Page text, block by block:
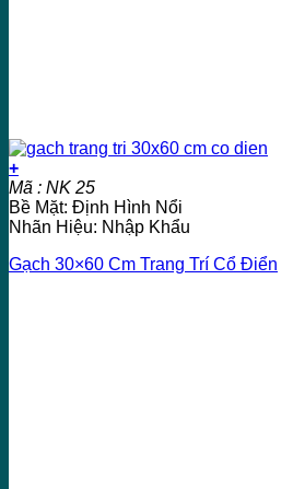
+
Mã : NK 25
Bề Mặt: Định Hình Nổi
Nhãn Hiệu: Nhập Khẩu
Gạch 30×60 Cm Trang Trí Cổ Điển